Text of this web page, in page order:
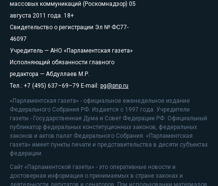
массовых коммуникаций (Роскомнадзор) 05
августа 2011 года. 18+
Свидетельство о регистрации Эл № ФС77-
46097
Учредитель — АНО «Парламентская газета»
Исполняющий обязанности главного
редактора — Абдуллаев М.Р.
Тел.: +7 (495) 637–69–79 E-mail: pg@pnp.ru
«Парламентская газета» - официальное еженедельное издание
Федерального Собрания РФ. Издается с 1997 года. Учредители
газеты - Государственная Дума и Совет Федерации РФ. Официальный
публикатор федеральных конституционных законов, федеральных
законов и актов палат Федерального Собрания. «Парламентская
газета» имеет пункты печати и представительства в десяти субъектах
федерации.
Сайт «Парламентской газеты» - это оперативные новости и
достоверная информация о принимаемых в стране законах и